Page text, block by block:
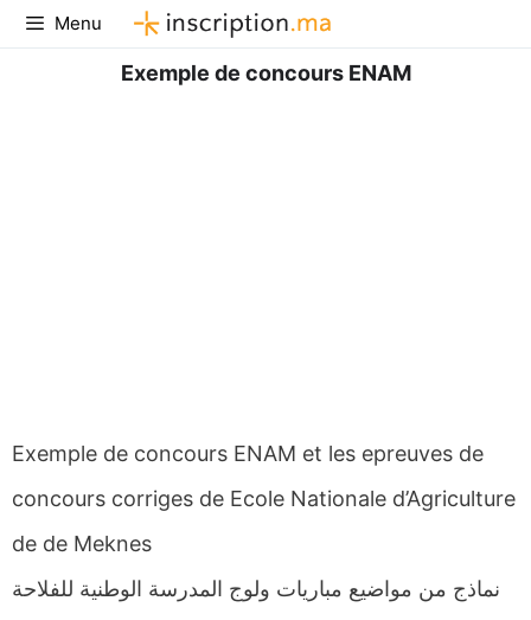
Aller
au
Menu
Exemple de concours ENAM
Exemple de concours ENAM et les epreuves de
concours corriges de Ecole Nationale d’Agriculture
de de Meknes
نماذج من مواضيع مباريات ولوج المدرسة الوطنية للفلاحة